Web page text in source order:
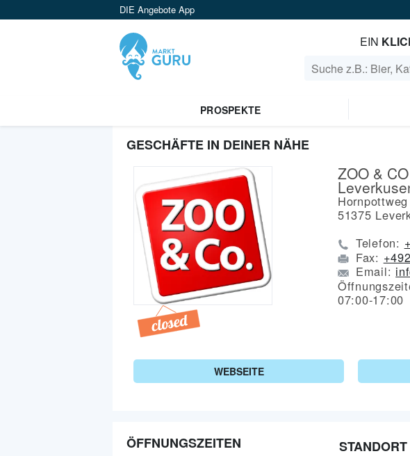
DIE Angebote App
EIN
PROSPEKTE
GESCHÄFTE IN DEINER NÄHE
ZOO &
51375
Telefon:
Fax:
Email:
07:00-17:00
WEBSEITE
ÖFFNUNGSZEITEN STANDORT